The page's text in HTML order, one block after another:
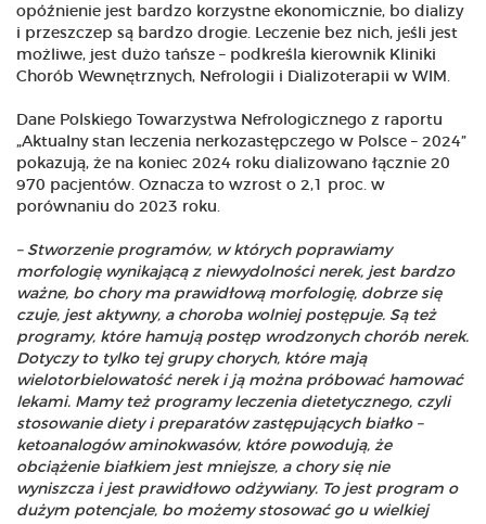
opóźnienie jest bardzo korzystne ekonomicznie, bo dializy
i przeszczep są bardzo drogie. Leczenie bez nich, jeśli jest
możliwe, jest dużo tańsze – podkreśla kierownik Kliniki
Chorób Wewnętrznych, Nefrologii i Dializoterapii w WIM.
Dane Polskiego Towarzystwa Nefrologicznego z raportu
„Aktualny stan leczenia nerkozastępczego w Polsce – 2024”
pokazują, że na koniec 2024 roku dializowano łącznie 20
970 pacjentów. Oznacza to wzrost o 2,1 proc. w
porównaniu do 2023 roku.
– Stworzenie programów, w których poprawiamy
morfologię wynikającą z niewydolności nerek, jest bardzo
ważne, bo chory ma prawidłową morfologię, dobrze się
czuje, jest aktywny, a choroba wolniej postępuje. Są też
programy, które hamują postęp wrodzonych chorób nerek.
Dotyczy to tylko tej grupy chorych, które mają
wielotorbielowatość nerek i ją można próbować hamować
lekami. Mamy też programy leczenia dietetycznego, czyli
stosowanie diety i preparatów zastępujących białko –
ketoanalogów aminokwasów, które powodują, że
obciążenie białkiem jest mniejsze, a chory się nie
wyniszcza i jest prawidłowo odżywiany. To jest program o
dużym potencjale, bo możemy stosować go u wielkiej